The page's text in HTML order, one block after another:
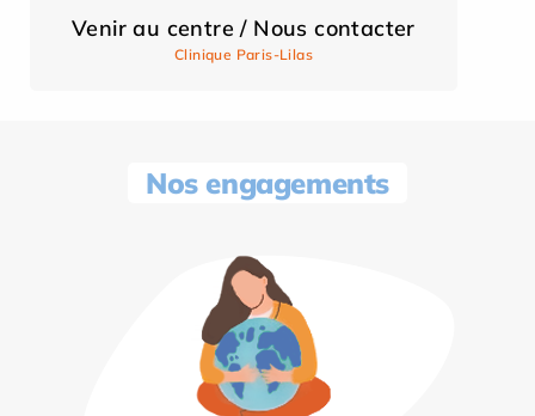
Venir au centre / Nous contacter
Clinique Paris-Lilas
Nos engagements